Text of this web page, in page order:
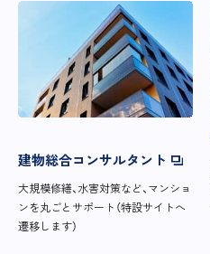
建物総合コンサルタント
大規模修繕、水害対策など、マンショ
ンを丸ごとサポート（特設サイトへ
遷移します）